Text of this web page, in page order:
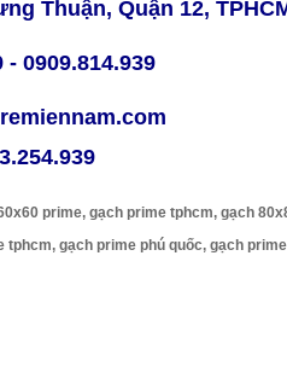
Thuận, Quận 12,
- 0909.814.939
prime, gạch prime tphcm, gạch
gạch prime phú quốc, gạch